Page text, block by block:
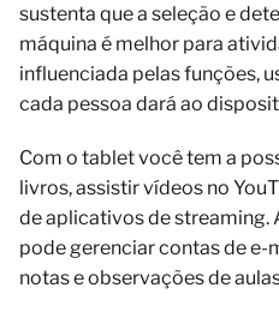
sustenta que a seleção e
máquina é melhor para
influenciada pelas funções,
cada pessoa dará ao
Com o tablet você tem a
livros, assistir vídeos no
de aplicativos de streaming.
pode gerenciar contas de e-
notas e observações de